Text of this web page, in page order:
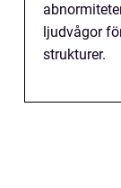
ljudvågor
strukturer.